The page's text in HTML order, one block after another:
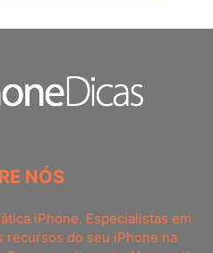
NÓS
iPhone. Especialistas em
recursos do seu iPhone na